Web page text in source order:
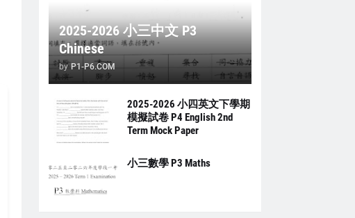
2025-2026 小三中文 P3
Chinese
by P1-P6.COM
2025-2026 小四英文下學期
模擬試卷 P4 English 2nd
Term Mock Paper
小三數學 P3 Maths